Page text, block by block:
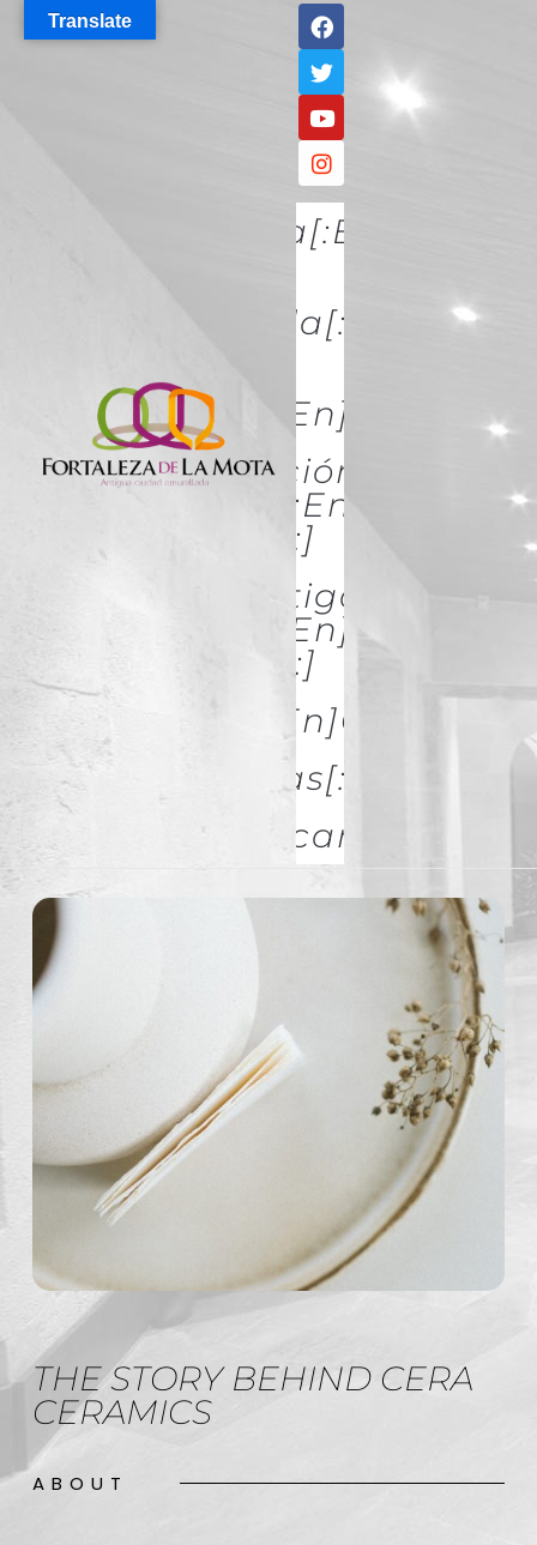
[:es]Conócela[:en]KNOW
[:es]Conservación Y
& Restoration[:]
[:es]Investigación Y
Difusión[:en]Research
& Spread[:]
Descargas
THE STORY BEHIND CERA
CERAMICS
ABOUT
Translate